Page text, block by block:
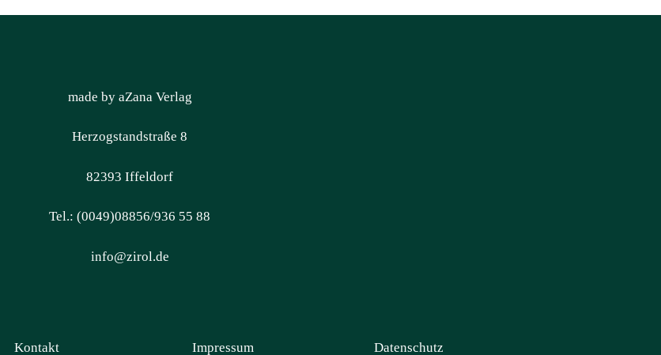
made by aZana Verlag
Herzogstandstraße 8
82393 Iffeldorf
Tel.: (0049)08856/936 55 88
info@zirol.de
Kontakt Impressum Datenschutz